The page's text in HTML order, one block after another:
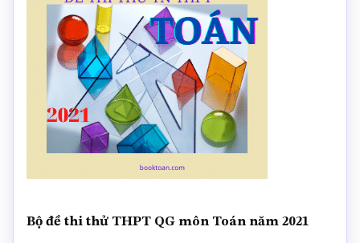
Bộ đề thi thử THPT QG môn Toán năm 2021